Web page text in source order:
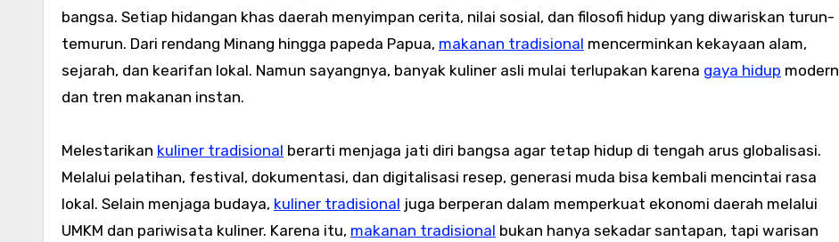
bangsa. Setiap hidangan khas daerah menyimpan cerita, nilai sosial, dan filosofi hidup yang diwariskan turun-
temurun. Dari rendang Minang hingga papeda Papua, makanan tradisional mencerminkan kekayaan alam,
sejarah, dan kearifan lokal. Namun sayangnya, banyak kuliner asli mulai terlupakan karena gaya hidup modern
dan tren makanan instan.
Melestarikan kuliner tradisional berarti menjaga jati diri bangsa agar tetap hidup di tengah arus globalisasi.
Melalui pelatihan, festival, dokumentasi, dan digitalisasi resep, generasi muda bisa kembali mencintai rasa
lokal. Selain menjaga budaya, kuliner tradisional juga berperan dalam memperkuat ekonomi daerah melalui
UMKM dan pariwisata kuliner. Karena itu, makanan tradisional bukan hanya sekadar santapan, tapi warisan